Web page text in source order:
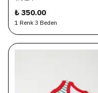
₺ 350.00
1 Renk 3 Beden